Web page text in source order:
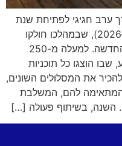
ערב חגיגי לפתיחת שנת
הלימודים האקדמית תשפ"ו (2025–2026), שבמהלכו חולקו
המלגות העירוניות לשנת הלימודים החדשה. למעלה מ-250
שבו הוצגו כל תוכניות
להכיר את המסלולים השונים,
המתאימה להם, המשלבת
השנה, בשיתוף פעולה […]